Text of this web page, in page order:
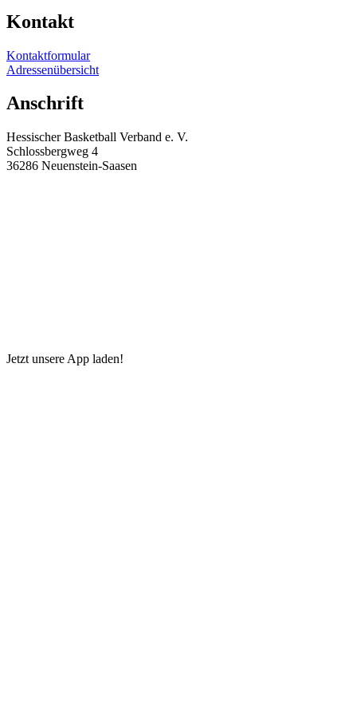
Kontakt
Kontakt­for­mular
Adres­sen­über­sicht
Anschrift
Hessi­scher Basketball Verband e. V.
Schloss­bergweg 4
36286 Neuenstein-Saasen
Jetzt unsere App laden!